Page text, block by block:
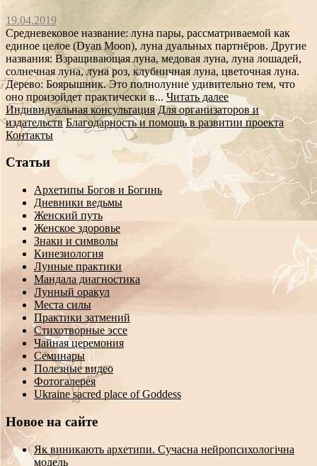
19.04.2019
Средневековое название: луна пары, рассматриваемой как
единое целое (Dyan Moon), луна дуальных партнёров. Другие
названия: Взращивающая луна, медовая луна, луна лошадей,
солнечная луна, луна роз, клубничная луна, цветочная луна.
Дерево: Боярышник. Это полнолуние удивительно тем, что
оно произойдет практически в... Читать далее
Индивидуальная консультация Для организаторов и
издательств Благодарность и помощь в развитии проекта
Контакты
Статьи
Архетипы Богов и Богинь
Дневники ведьмы
Женский путь
Женское здоровье
Знаки и символы
Кинезиология
Лунные практики
Мандала диагностика
Лунный оракул
Места силы
Практики затмений
Стихотворные эссе
Чайная церемония
Семинары
Полезные видео
Фотогалерея
Ukraine sacred place of Goddess
Новое на сайте
Як виникають архетипи. Сучасна нейропсихологічна
модель